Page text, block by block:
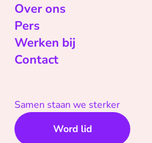
Over ons
Pers
Werken bij
Contact
Samen staan we sterker
Word lid